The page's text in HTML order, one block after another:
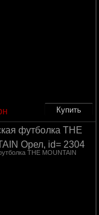
THE MOUNTAIN